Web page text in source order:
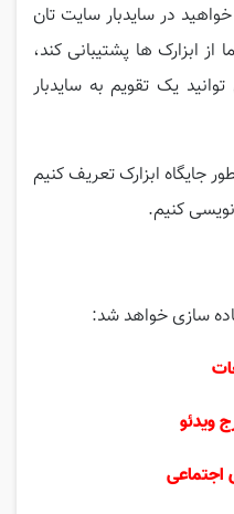
در سایدبار سایت تان
ابزارک ها پشتیبانی کند،
یک تقویم به سایدبار
جایگاه ابزارک تعریف کنیم
نویسی کنیم.
سازی خواهد شد: